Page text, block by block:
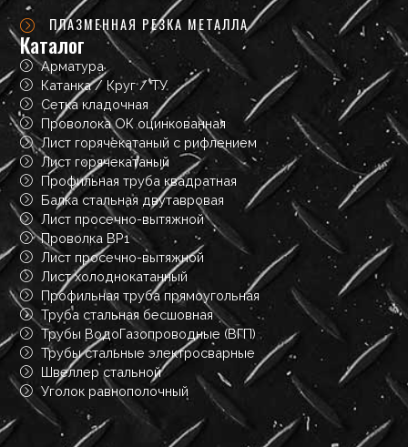
ПЛАЗМЕННАЯ РЕЗКА МЕТАЛЛА
Каталог
Арматура
Катанка / Круг / ТУ
Сетка кладочная
Проволока ОК оцинкованная
Лист горячекатаный с рифлением
Лист горячекатаный
Профильная труба квадратная
Балка стальная двутавровая
Лист просечно-вытяжной
Проволка ВР1
Лист просечно-вытяжной
Лист холоднокатанный
Профильная труба прямоугольная
Труба стальная бесшовная
Трубы ВодоГазопроводные (ВГП)
Трубы стальные электросварные
Швеллер стальной
Уголок равнополочный